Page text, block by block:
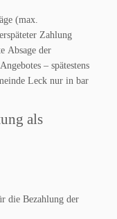
(max.
Zahlung
Absage der
– spätestens
Leck nur in bar
als
die Bezahlung der